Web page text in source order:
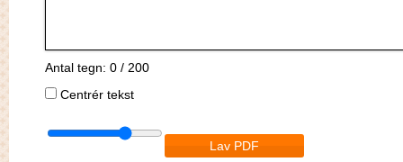
Antal tegn: 0 / 200
Centrér tekst